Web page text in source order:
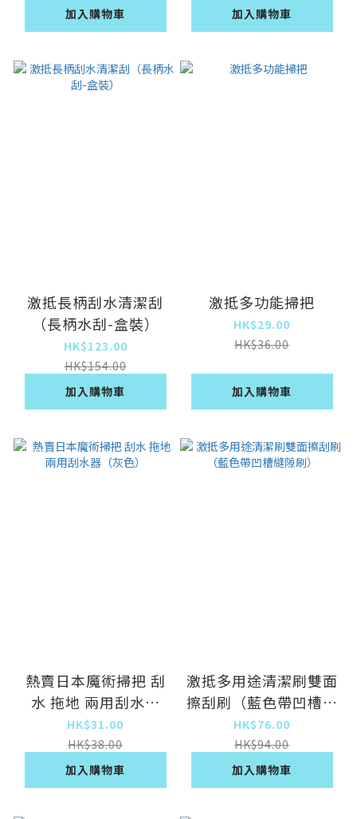
加入購物車
加入購物車
激抵長柄刮水清潔刮
（長柄水刮-盒裝）
HK$123.00
HK$154.00
加入購物車
激抵多功能掃把
HK$29.00
HK$36.00
加入購物車
熱賣日本魔術掃把 刮
水 拖地 兩用刮水器
（灰色）
HK$31.00
HK$38.00
加入購物車
激抵多用途清潔刷雙面
擦刮刷（藍色帶凹槽縫
隙刷）
HK$76.00
HK$94.00
加入購物車